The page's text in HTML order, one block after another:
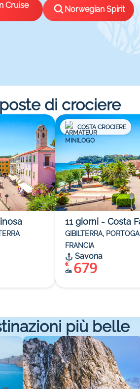
Cruise
Norwegian Spirit
di crociere
COSTA CROCIERE
11 giorni - Costa
GIBILTERRA,
FRANCIA
Savona
da 679
€
più belle